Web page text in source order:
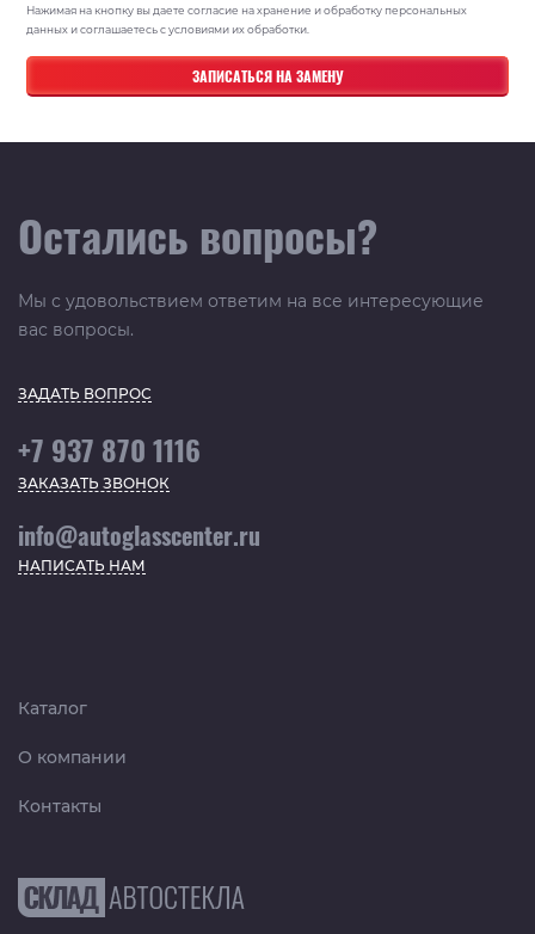
Нажимая на кнопку вы даете согласие на хранение и обработку персональных
данных и соглашаетесь с условиями их обработки.
Остались вопросы?
Мы с удовольствием ответим на все интересующие
вас вопросы.
ЗАДАТЬ ВОПРОС
+7 937 870 1116
ЗАКАЗАТЬ ЗВОНОК
info@autoglasscenter.ru
НАПИСАТЬ НАМ
Каталог
О компании
Контакты